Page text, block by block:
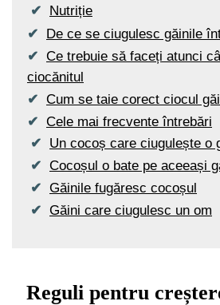
Nutriție
De ce se ciugulesc găinile
Ce trebuie să faceți atunci
ciocănitul
Cum se taie corect ciocul
Cele mai frecvente întrebări
Un cocoș care ciugulește o
Cocoșul o bate pe aceeași
Găinile fugăresc cocoșul
Găini care ciugulesc un om
Reguli pentru